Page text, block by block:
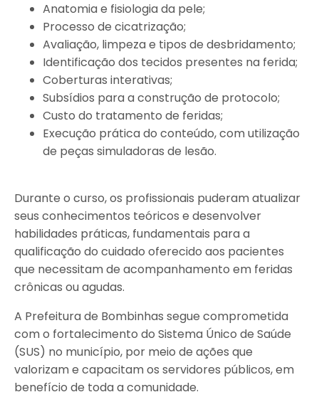
Anatomia e fisiologia da pele;
Processo de cicatrização;
Avaliação, limpeza e tipos de desbridamento;
Identificação dos tecidos presentes na ferida;
Coberturas interativas;
Subsídios para a construção de protocolo;
Custo do tratamento de feridas;
Execução prática do conteúdo, com utilização
de peças simuladoras de lesão.
Durante o curso, os profissionais puderam atualizar
seus conhecimentos teóricos e desenvolver
habilidades práticas, fundamentais para a
qualificação do cuidado oferecido aos pacientes
que necessitam de acompanhamento em feridas
crônicas ou agudas.
A Prefeitura de Bombinhas segue comprometida
com o fortalecimento do Sistema Único de Saúde
(SUS) no município, por meio de ações que
valorizam e capacitam os servidores públicos, em
benefício de toda a comunidade.